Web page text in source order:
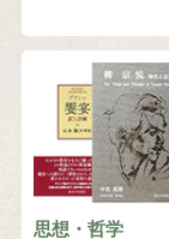
思想・哲学